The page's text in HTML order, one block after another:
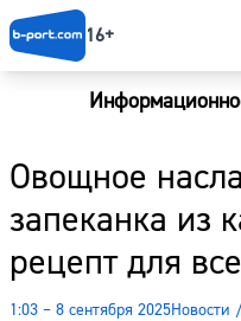
16+
Овощное
запеканка из
рецепт для
1:03 – 8 сентября 2025Новости /
Новости
Наши гости